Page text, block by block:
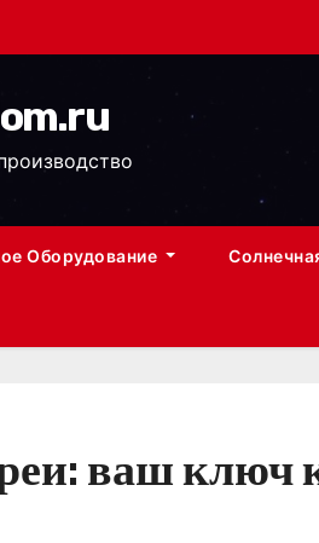
Оборудование
ваш ключ